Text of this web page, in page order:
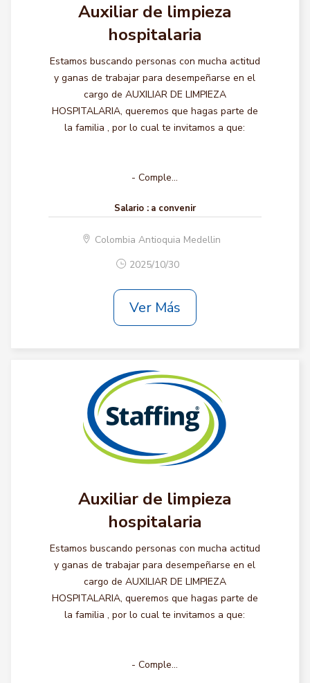
Auxiliar de limpieza
hospitalaria
Estamos buscando personas con mucha actitud
y ganas de trabajar para desempeñarse en el
cargo de AUXILIAR DE LIMPIEZA
HOSPITALARIA, queremos que hagas parte de
la familia , por lo cual te invitamos a que:
- Comple...
Salario : a convenir
Colombia Antioquia Medellin
2025/10/30
Ver Más
Auxiliar de limpieza
hospitalaria
Estamos buscando personas con mucha actitud
y ganas de trabajar para desempeñarse en el
cargo de AUXILIAR DE LIMPIEZA
HOSPITALARIA, queremos que hagas parte de
la familia , por lo cual te invitamos a que:
- Comple...